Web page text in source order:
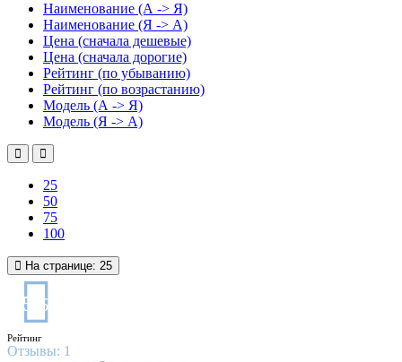
Наименование (А -> Я)
Наименование (Я -> А)
Цена (сначала дешевые)
Цена (сначала дорогие)
Рейтинг (по убыванию)
Рейтинг (по возрастанию)
Модель (А -> Я)
Модель (Я -> А)
25
50
75
100
На странице: 25
5 /5
Рейтинг
Отзывы: 1